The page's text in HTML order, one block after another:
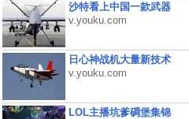
沙特看上中国一款武器
v.youku.com
日心神战机大量新技术
v.youku.com
LOL主播坑爹碉堡集锦